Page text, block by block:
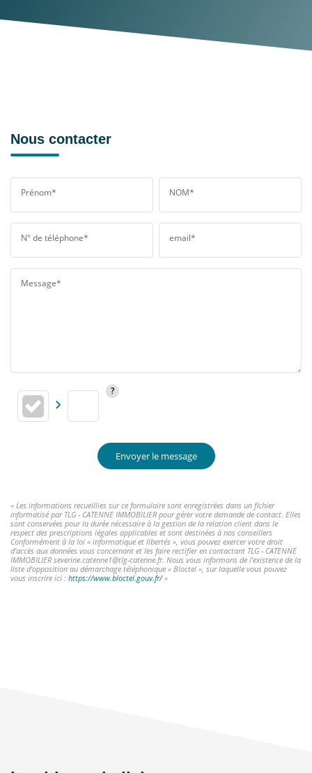
Nous contacter
Prénom* NOM*
N° de téléphone* email*
Message*
Envoyer le message
« Les informations recueillies sur ce formulaire sont enregistrées dans un fichier
informatisé par TLG - CATENNE IMMOBILIER pour gérer votre demande de contact. Elles
sont conservées pour la durée nécessaire à la gestion de la relation client dans le
respect des prescriptions légales applicables et sont destinées à nos conseillers
Conformément à la loi « informatique et libertés », vous pouvez exercer votre droit
d'accès aux données vous concernant et les faire rectifier en contactant TLG - CATENNE
IMMOBILIER severine.catenne1@tlg-catenne.fr. Nous vous informons de l'existence de la
liste d'opposition au démarchage téléphonique « Bloctel », sur laquelle vous pouvez
vous inscrire ici : https://www.bloctel.gouv.fr/»